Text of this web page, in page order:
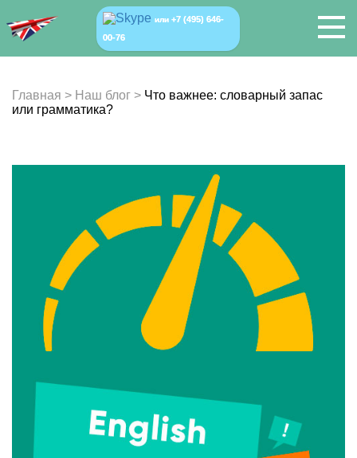
или +7 (495) 646-
00-76
Главная > Наш блог > Что важнее: словарный запас
или грамматика?